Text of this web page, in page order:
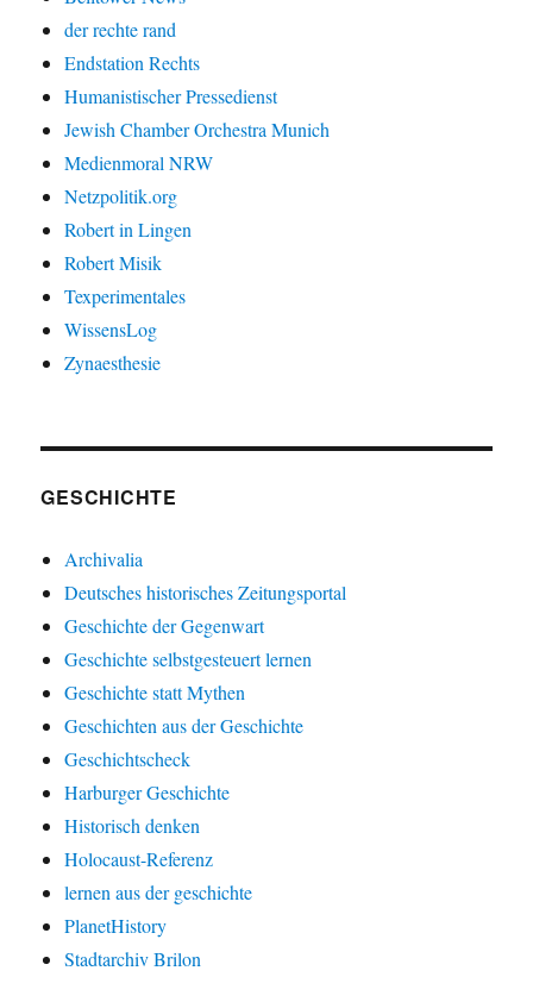
der rechte rand
Endstation Rechts
Humanistischer Pressedienst
Jewish Chamber Orchestra Munich
Medienmoral NRW
Netzpolitik.org
Robert in Lingen
Robert Misik
Texperimentales
WissensLog
Zynaesthesie
GESCHICHTE
Archivalia
Deutsches historisches Zeitungsportal
Geschichte der Gegenwart
Geschichte selbstgesteuert lernen
Geschichte statt Mythen
Geschichten aus der Geschichte
Geschichtscheck
Harburger Geschichte
Historisch denken
Holocaust-Referenz
lernen aus der geschichte
PlanetHistory
Stadtarchiv Brilon